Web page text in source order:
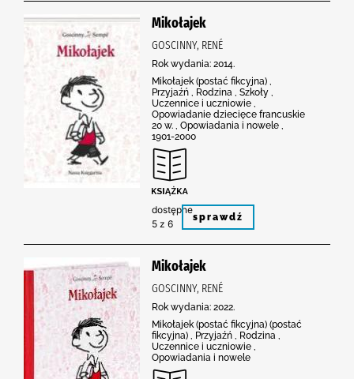
Mikołajek
GOSCINNY, RENÉ
Rok wydania: 2014.
Mikołajek (postać fikcyjna) ,
Przyjaźń , Rodzina , Szkoły ,
Uczennice i uczniowie ,
Opowiadanie dziecięce francuskie
20 w. , Opowiadania i nowele ,
1901-2000
dostępne
5 z 6
sprawdź
Mikołajek
GOSCINNY, RENÉ
Rok wydania: 2022.
Mikołajek (postać fikcyjna) (postać
fikcyjna) , Przyjaźń , Rodzina ,
Uczennice i uczniowie ,
Opowiadania i nowele